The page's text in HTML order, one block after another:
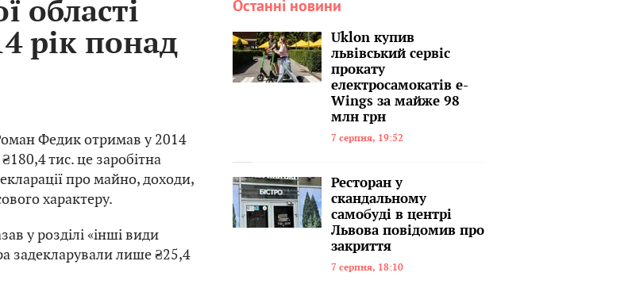
Кіно
Спорт
Нерухомість Домашні тварини
області
рік понад
Федик отримав у 2014
тис. це заробітна
про майно, доходи,
характеру.
у розділі «інші види
задекларували лише ₴25,4
Останні новини
Uklon купив
львівський сервіс
прокату
електросамокатів e-
Wings за майже 98
млн грн
7 серпня, 19:52
Ресторан у
скандальному
самобуді в центрі
Львова повідомив про
закриття
7 серпня, 18:10